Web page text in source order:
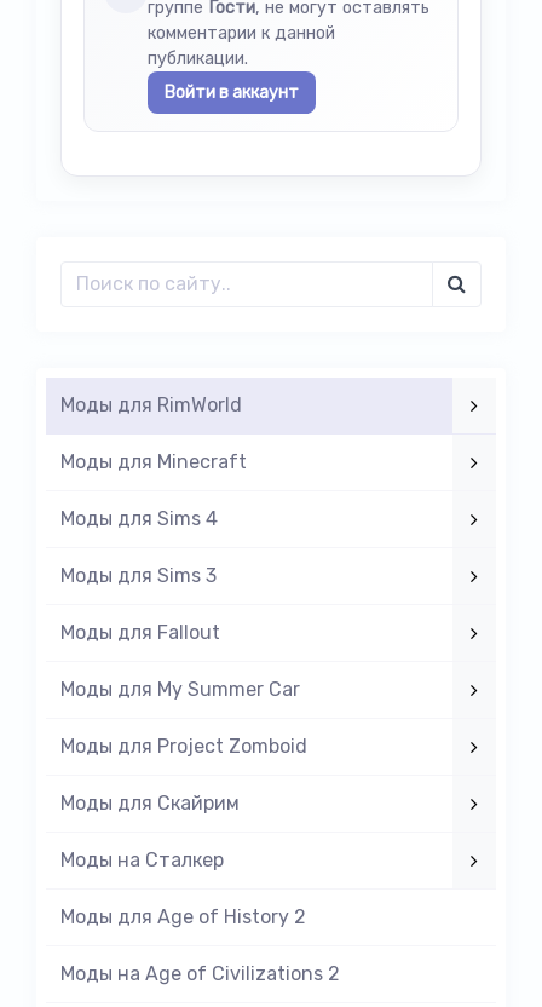
группе Гости, не могут оставлять
комментарии к данной
публикации.
Войти в аккаунт
Моды для RimWorld
Моды для Minecraft
Моды для Sims 4
Моды для Sims 3
Моды для Fallout
Моды для My Summer Car
Моды для Project Zomboid
Моды для Скайрим
Моды на Cталкер
Моды для Age of History 2
Моды на Age of Civilizations 2